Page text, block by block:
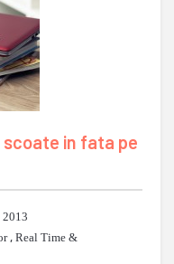
in fata pe
2013
, Real Time &